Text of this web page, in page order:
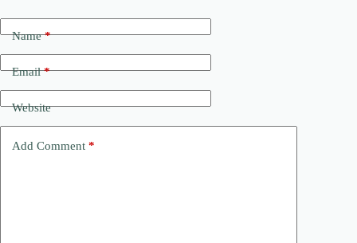
Name*
Email*
Website
Add Comment *